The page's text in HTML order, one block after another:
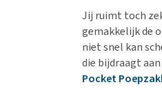
Jij ruimt toch
gemakkelijk de
niet snel kan
die bijdraagt
Pocket